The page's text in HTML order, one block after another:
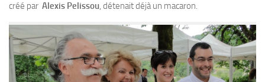
créé par Alexis Pelissou, détenait déjà un macaron.